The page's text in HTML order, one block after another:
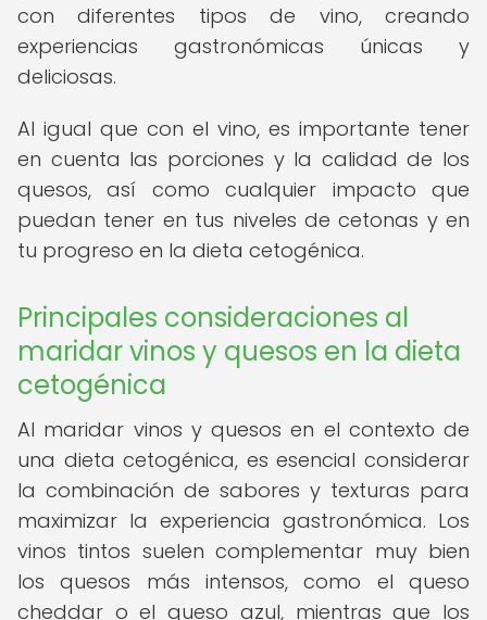
con diferentes tipos de vino, creando
experiencias gastronómicas únicas y
deliciosas.
Al igual que con el vino, es importante tener
en cuenta las porciones y la calidad de los
quesos, así como cualquier impacto que
puedan tener en tus niveles de cetonas y en
tu progreso en la dieta cetogénica.
Principales consideraciones al
maridar vinos y quesos en la dieta
cetogénica
Al maridar vinos y quesos en el contexto de
una dieta cetogénica, es esencial considerar
la combinación de sabores y texturas para
maximizar la experiencia gastronómica. Los
vinos tintos suelen complementar muy bien
los quesos más intensos, como el queso
cheddar o el queso azul, mientras que los